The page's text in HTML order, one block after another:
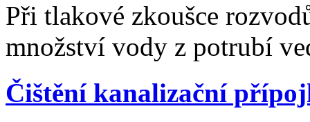
Při tlakové zkoušce
množství vody z potrubí
Čištění kanalizační